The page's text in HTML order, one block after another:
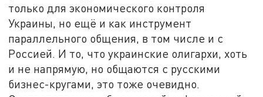
только для экономического контроля
Украины, но ещё и как инструмент
параллельного общения, в том числе и с
Россией. И то, что украинские олигархи, хоть
и не напрямую, но общаются с русскими
бизнес-кругами, это тоже очевидно.